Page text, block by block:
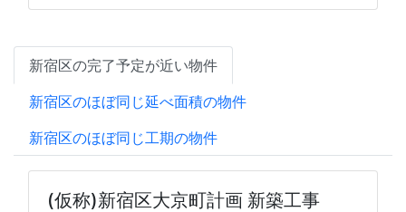
新宿区の完了予定が近い物件
新宿区のほぼ同じ延べ面積の物件
新宿区のほぼ同じ工期の物件
(仮称)新宿区大京町計画 新築工事